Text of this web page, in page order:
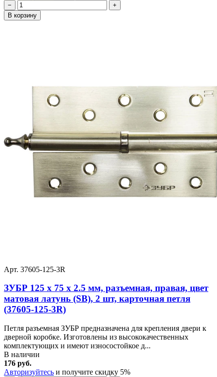
−
+
В корзину
Арт. 37605-125-3R
ЗУБР 125 х 75 х 2.5 мм, разъемная, правая, цвет
матовая латунь (SB), 2 шт, карточная петля
(37605-125-3R)
Петля разъемная ЗУБР предназначена для крепления двери к
дверной коробке. Изготовлены из высококачественных
комплектующих и имеют износостойкое д...
В наличии
176 руб.
Авторизуйтесь и получите скидку 5%